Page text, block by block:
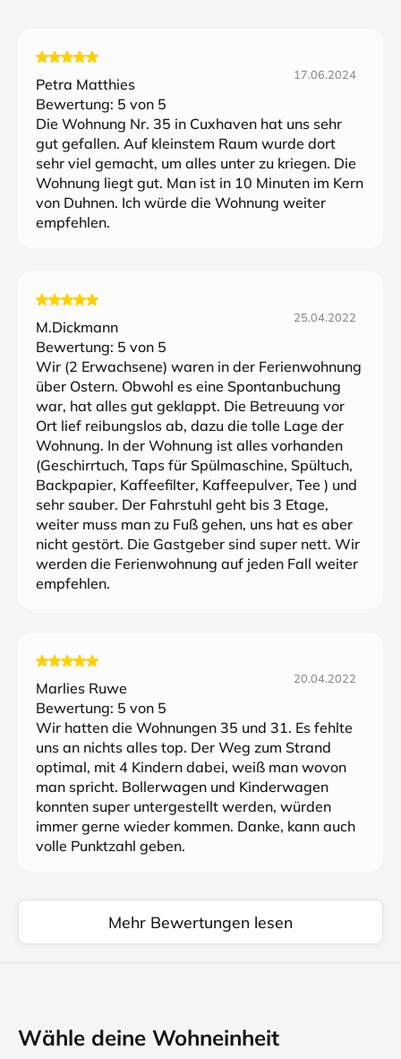
Petra Matthies
17.06.2024
Bewertung: 5 von 5
Die Wohnung Nr. 35 in Cuxhaven hat uns sehr
gut gefallen. Auf kleinstem Raum wurde dort
sehr viel gemacht, um alles unter zu kriegen. Die
Wohnung liegt gut. Man ist in 10 Minuten im Kern
von Duhnen. Ich würde die Wohnung weiter
empfehlen.
M.Dickmann
25.04.2022
Bewertung: 5 von 5
Wir (2 Erwachsene) waren in der Ferienwohnung
über Ostern. Obwohl es eine Spontanbuchung
war, hat alles gut geklappt. Die Betreuung vor
Ort lief reibungslos ab, dazu die tolle Lage der
Wohnung. In der Wohnung ist alles vorhanden
(Geschirrtuch, Taps für Spülmaschine, Spültuch,
Backpapier, Kaffeefilter, Kaffeepulver, Tee ) und
sehr sauber. Der Fahrstuhl geht bis 3 Etage,
weiter muss man zu Fuß gehen, uns hat es aber
nicht gestört. Die Gastgeber sind super nett. Wir
werden die Ferienwohnung auf jeden Fall weiter
empfehlen.
Marlies Ruwe
20.04.2022
Bewertung: 5 von 5
Wir hatten die Wohnungen 35 und 31. Es fehlte
uns an nichts alles top. Der Weg zum Strand
optimal, mit 4 Kindern dabei, weiß man wovon
man spricht. Bollerwagen und Kinderwagen
konnten super untergestellt werden, würden
immer gerne wieder kommen. Danke, kann auch
volle Punktzahl geben.
Mehr Bewertungen lesen
Wähle deine Wohneinheit